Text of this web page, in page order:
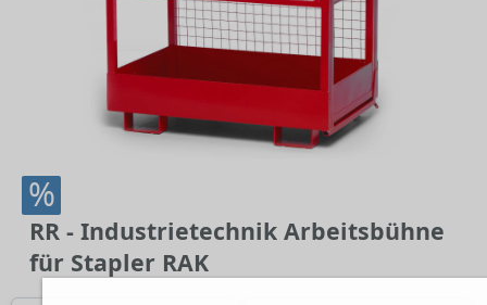
%
RR - Industrietechnik Arbeitsbühne
für Stapler RAK